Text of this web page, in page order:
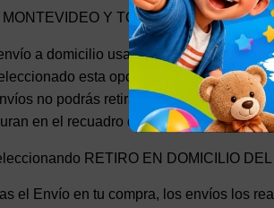
Y TODO EL PAÍS
a domicilio usando Mercado Envíos,
esta opción el costo por
no podrás retirar en nuestro local o
en el recuadro de la publicación al
RETIRO EN DOMICILIO
el Envío en tu compra, los envíos los